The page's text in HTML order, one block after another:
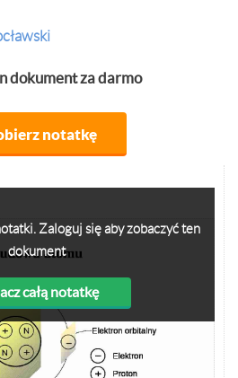
dokument za darmo
notatkę
Zaloguj się aby zobaczyć ten
dokument
całą notatkę